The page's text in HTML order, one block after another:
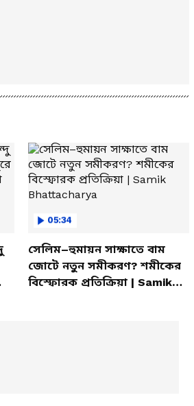
05:34
সেলিম–হুমায়ন সাক্ষাতে বাম
জোটে নতুন সমীকরণ? শমীকের
বিস্ফোরক প্রতিক্রিয়া | Samik